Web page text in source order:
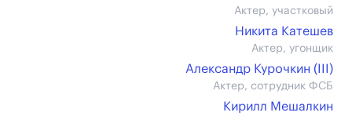
Актер, участковый
Никита Катешев
Актер, угонщик
Александр Курочкин (III)
Актер, сотрудник ФСБ
Кирилл Мешалкин